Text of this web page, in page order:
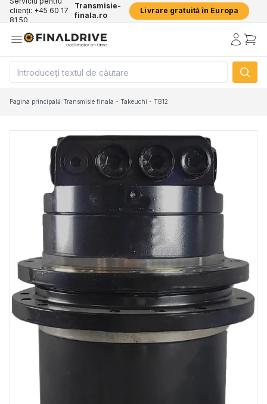
clienți: +45 60 17
81 50
Transmisie-
finala.ro
Livrare gratuită în Europa
Pagina principală/Transmisie finala - Takeuchi - TB12